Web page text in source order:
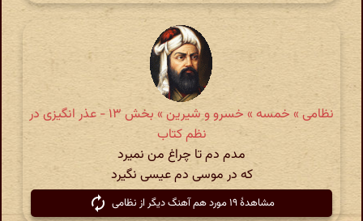
نظامی » خمسه » خسرو و شیرین » بخش ۱۳ - عذر انگیزی در
نظم کتاب
مدم دم تا چراغ من نمیرد
که در موسی دم عیسی نگیرد
مشاهدهٔ ۱۹ مورد هم آهنگ دیگر از نظامی